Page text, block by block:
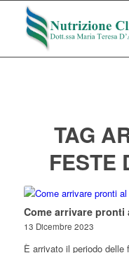
TAG
FESTE
Come arrivare pronti
13 Dicembre 2023
È arrivato il periodo